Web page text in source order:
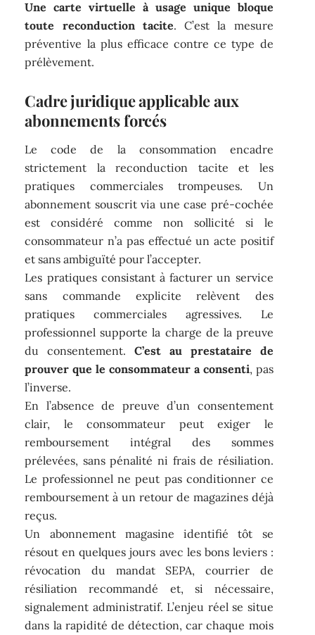
Une carte virtuelle à usage unique bloque
toute reconduction tacite. C’est la mesure
préventive la plus efficace contre ce type de
prélèvement.
Cadre juridique applicable aux
abonnements forcés
Le code de la consommation encadre
strictement la reconduction tacite et les
pratiques commerciales trompeuses. Un
abonnement souscrit via une case pré-cochée
est considéré comme non sollicité si le
consommateur n’a pas effectué un acte positif
et sans ambiguïté pour l’accepter.
Les pratiques consistant à facturer un service
sans commande explicite relèvent des
pratiques commerciales agressives. Le
professionnel supporte la charge de la preuve
du consentement.C’est au prestataire de
prouver que le consommateur a consenti, pas
l’inverse.
En l’absence de preuve d’un consentement
clair, le consommateur peut exiger le
remboursement intégral des sommes
prélevées, sans pénalité ni frais de résiliation.
Le professionnel ne peut pas conditionner ce
remboursement à un retour de magazines déjà
reçus.
Un abonnement magasine identifié tôt se
résout en quelques jours avec les bons leviers :
révocation du mandat SEPA, courrier de
résiliation recommandé et, si nécessaire,
signalement administratif. L’enjeu réel se situe
dans la rapidité de détection, car chaque mois